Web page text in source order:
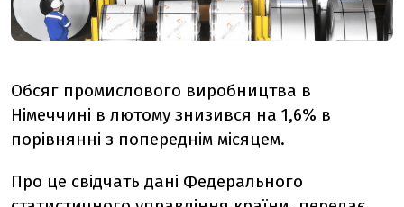
Обсяг промислового виробництва в
Німеччині в лютому знизився на 1,6% в
порівнянні з попереднім місяцем.
Про це свідчать дані Федерального